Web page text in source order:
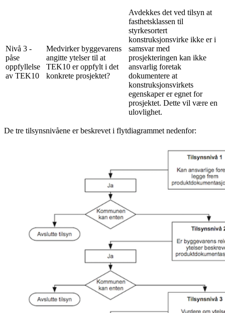
Nivå 3 -
påse
oppfyllelse
av TEK10
Medvirker byggevarens
angitte ytelser til at
TEK10 er oppfylt i det
konkrete prosjektet?
Avdekkes det ved tilsyn at
fasthetsklassen til
styrkesortert
konstruksjonsvirke ikke er i
samsvar med
prosjekteringen kan ikke
ansvarlig foretak
dokumentere at
konstruksjonsvirkets
egenskaper er egnet for
prosjektet. Dette vil være en
ulovlighet.
De tre tilsynsnivåene er beskrevet i flytdiagrammet nedenfor: